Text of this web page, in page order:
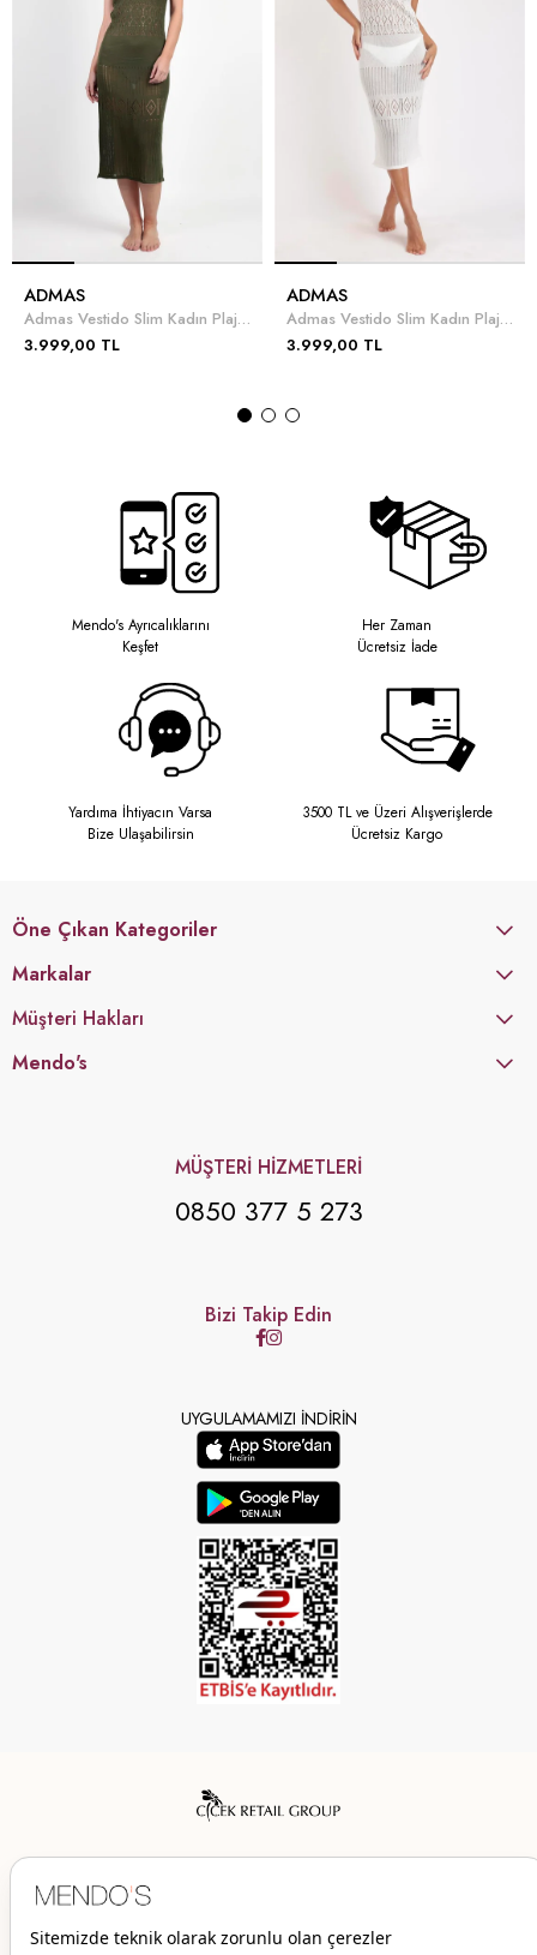
ADMAS
Admas Vestido Slim Kadın Plaj Elbisesi
3.999,00 TL
ADMAS
Admas Vestido Slim Kadın Plaj Elbisesi Beyaz
3.999,00 TL
Mendo's Ayrıcalıklarını
Keşfet
Her Zaman
Ücretsiz İade
Yardıma İhtiyacın Varsa
Bize Ulaşabilirsin
3500 TL ve Üzeri Alışverişlerde
Ücretsiz Kargo
Öne Çıkan Kategoriler
Markalar
Müşteri Hakları
Mendo's
MÜŞTERİ HİZMETLERİ
0850 377 5 273
Bizi Takip Edin
UYGULAMAMIZI İNDİRİN
© 2026 Mendo’s | Her hakkı saklıdır.